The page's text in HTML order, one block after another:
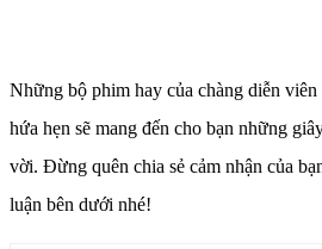
Những bộ phim hay của chàng diễn
hứa hẹn sẽ mang đến cho bạn những
vời. Đừng quên chia sẻ cảm nhận của
luận bên dưới nhé!